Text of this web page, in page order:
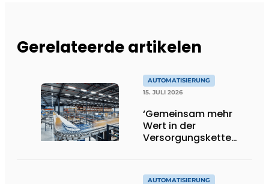
Gerelateerde artikelen
AUTOMATISIERUNG
15. JULI 2026
‘Gemeinsam mehr
Wert in der
Versorgungskette
AUTOMATISIERUNG